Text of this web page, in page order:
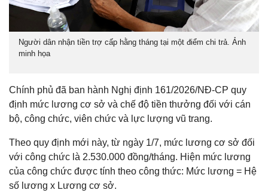
Người dân nhận tiền trợ cấp hằng tháng tại một điểm chi trả. Ảnh
minh họa
Chính phủ đã ban hành Nghị định 161/2026/NĐ-CP quy
định mức lương cơ sở và chế độ tiền thưởng đối với cán
bộ, công chức, viên chức và lực lượng vũ trang.
Theo quy định mới này, từ ngày 1/7, mức lương cơ sở đối
với công chức là 2.530.000 đồng/tháng. Hiện mức lương
của công chức được tính theo công thức: Mức lương = Hệ
số lương x Lương cơ sở.